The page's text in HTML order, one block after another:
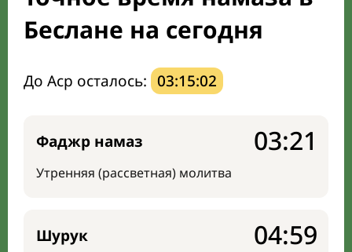
Направление киблы
Беслане на сегодня
До Аср осталось: 03:15:01
Фаджр намаз
Утренняя (рассветная) молитва
03:21
Шурук 04:59